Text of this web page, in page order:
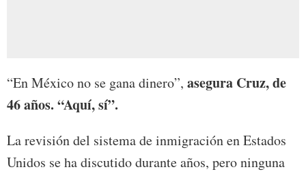
“En México no se gana dinero”, asegura Cruz, de
46 años. “Aquí, sí”.
La revisión del sistema de inmigración en Estados
Unidos se ha discutido durante años, pero ninguna